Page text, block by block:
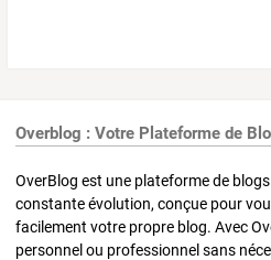
Overblog : Votre Plateforme de
OverBlog est une plateforme de
constante évolution, conçue pour
facilement votre propre blog. Avec
personnel ou professionnel sans